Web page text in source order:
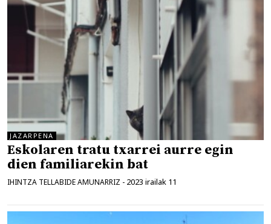
JAZARPENA
Eskolaren tratu txarrei aurre egin
dien familiarekin bat
IHINTZA TELLABIDE AMUNARRIZ - 2023 irailak 11